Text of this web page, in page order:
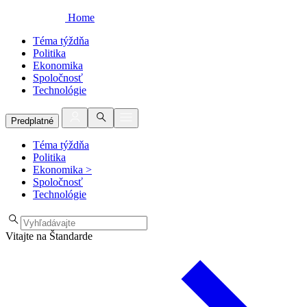
Home
Téma týždňa
Politika
Ekonomika
Spoločnosť
Technológie
Predplatné
Téma týždňa
Politika
Ekonomika >
Spoločnosť
Technológie
Vitajte na Štandarde